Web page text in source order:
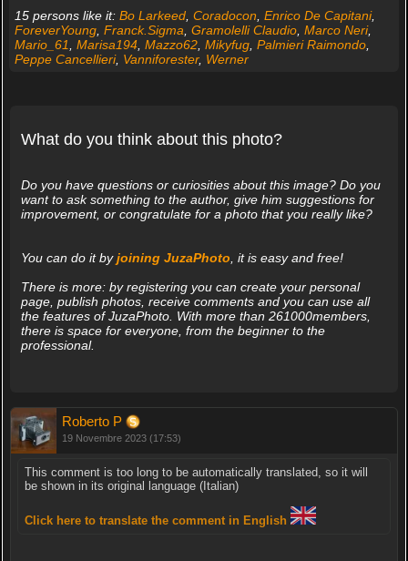
15 persons like it: Bo Larkeed, Coradocon Enrico De Capitani,
ForeverYoung, Franck.Sigma Gramolelli Claudio, Marco Neri,
Mario_61
Marisa194, Mazzo62, Mikyfug, Palmieri Raimondo,
Peppe Cancellieri, Vanniforester, Werner
What do you think about this photo?
Do you have questions or curiosities about this image? Do you
want to ask something to the author, give him suggestions for
improvement, or congratulate for a photo that you really like?
You can do it byjoining JuzaPhoto , it is easy and free!
There is more: by registering you can create your personal
page, publish photos, receive comments and you can use all
the features of JuzaPhoto. With more than 261000members,
there is space for everyone, from the beginner to the
professional.
Roberto P
19 Novembre 2023 (17:53)
This comment is too long to be automatically translated, so it will
be shown in its original language (Italian)
Click here to translate the comment in English